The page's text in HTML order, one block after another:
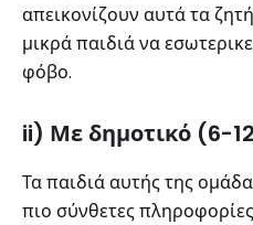
απεικονίζουν αυτά τα
μικρά παιδιά να
φόβο.
ii) Με δημοτικό (6-
Τα παιδιά αυτής της
πιο σύνθετες